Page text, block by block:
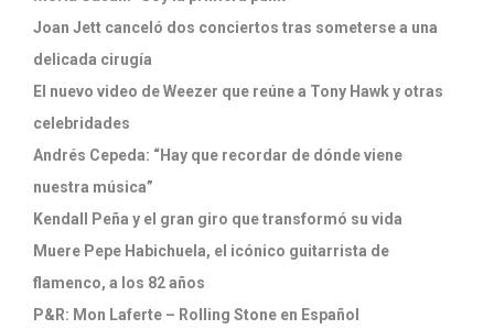
Joan Jett canceló dos conciertos tras someterse a una
delicada cirugía
El nuevo video de Weezer que reúne a Tony Hawk y otras
celebridades
Andrés Cepeda: “Hay que recordar de dónde viene
nuestra música”
Kendall Peña y el gran giro que transformó su vida
Muere Pepe Habichuela, el icónico guitarrista de
flamenco, a los 82 años
P&R: Mon Laferte – Rolling Stone en Español